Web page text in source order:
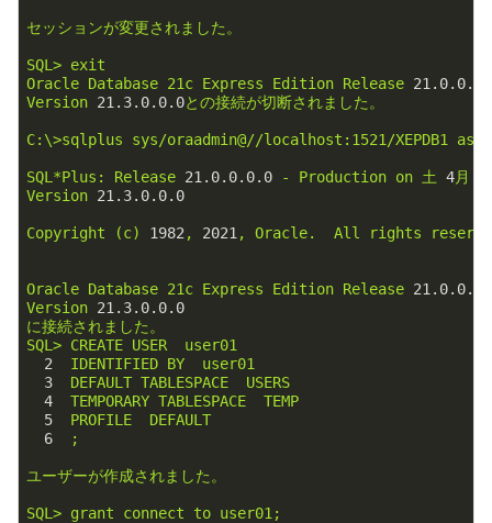
セッションが変更されました。
SQL> exit
Oracle Database 21c Express Edition Release 21.0.0.0
Version 21.3.0.0.0との接続が切断されました。
C:\>sqlplus sys/oraadmin@//localhost:1521/XEPDB1 as
SQL*Plus: Release 21.0.0.0.0 - Production on 土 4月
Version 21.3.0.0.0
Copyright (c) 1982 , 2021 , Oracle. All rights
Oracle Database 21c Express Edition Release 21.0.0.0
Version 21.3.0.0.0
に接続されました。
SQL> CREATE USER
user01
2
IDENTIFIED BY
user01
3
DEFAULT TABLESPACE
USERS
4
TEMPORARY TABLESPACE
TEMP
5
PROFILE
DEFAULT
6
;
ユーザーが作成されました。
SQL> grant connect to user01;